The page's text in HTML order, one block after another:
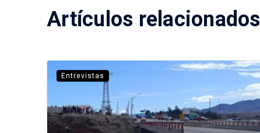
Artículos relacionados
Entrevistas